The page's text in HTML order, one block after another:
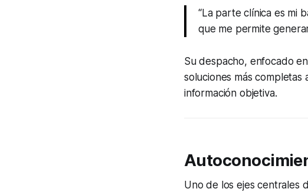
“La parte clínica es mi
que me permite
Su despacho, enfocado
soluciones más
información objetiva.
Uno de los ejes centrales